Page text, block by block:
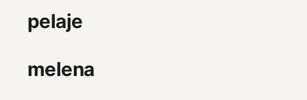
pelaje
melena